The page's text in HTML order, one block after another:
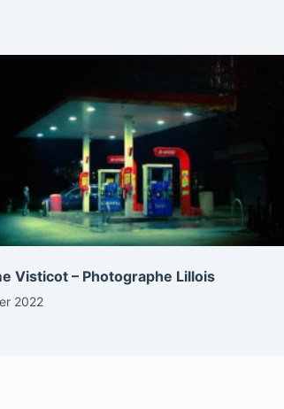
Visticot – Photographe Lillois
2022